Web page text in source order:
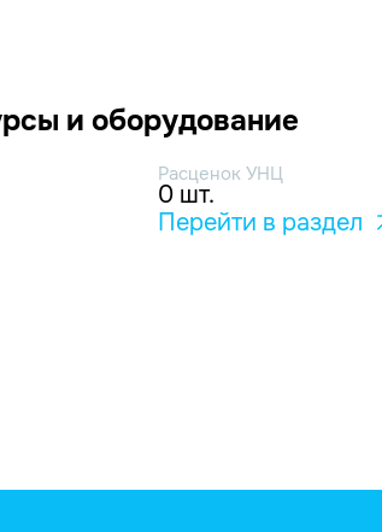
и оборудование
Расценок УНЦ
0 шт.
Перейти в раздел